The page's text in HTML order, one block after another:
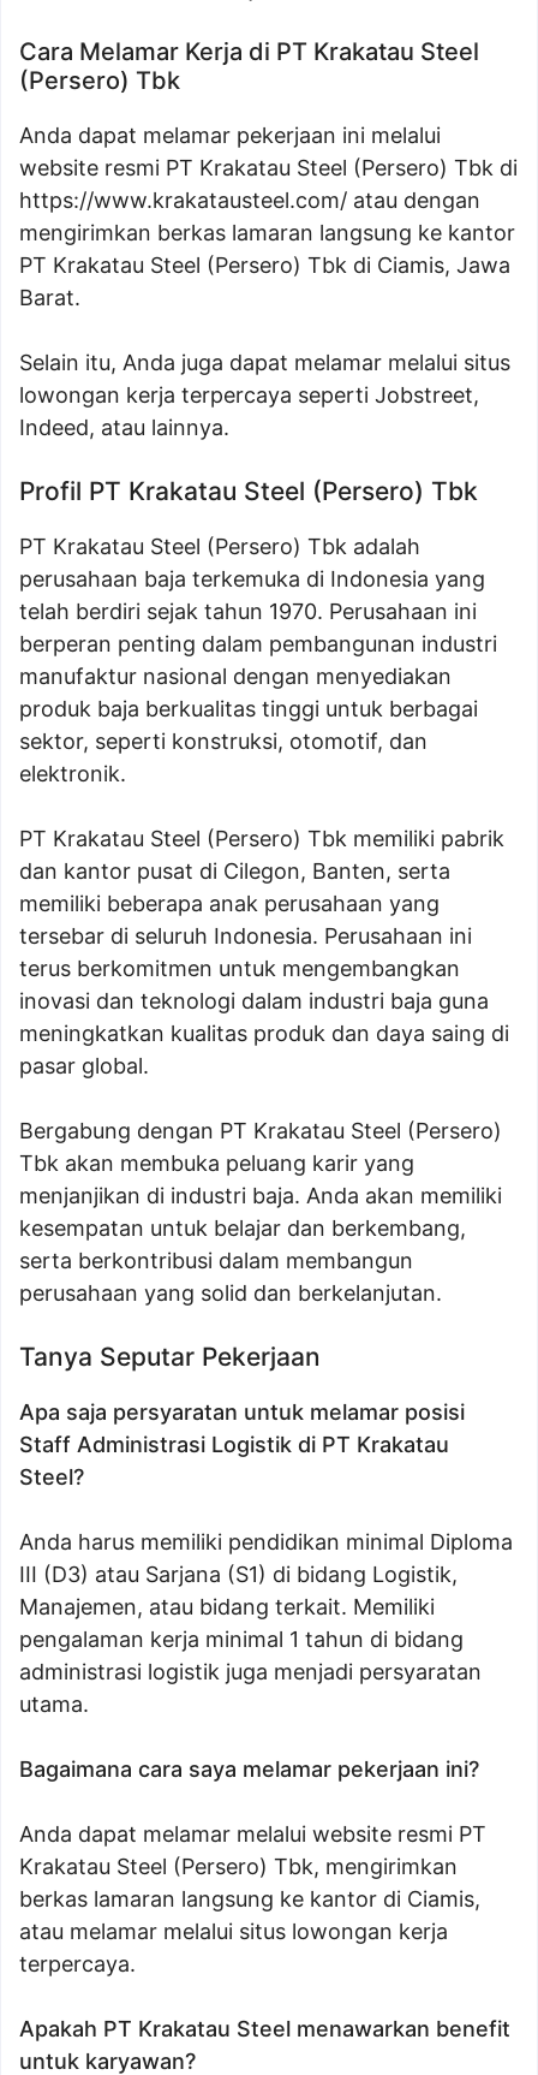
Cara Melamar Kerja di PT Krakatau Steel
(Persero) Tbk
Anda dapat melamar pekerjaan ini melalui
website resmi PT Krakatau Steel (Persero) Tbk di
https://www.krakatausteel.com/ atau dengan
mengirimkan berkas lamaran langsung ke kantor
PT Krakatau Steel (Persero) Tbk di Ciamis, Jawa
Barat.
Selain itu, Anda juga dapat melamar melalui situs
lowongan kerja terpercaya seperti Jobstreet,
Indeed, atau lainnya.
Profil PT Krakatau Steel (Persero) Tbk
PT Krakatau Steel (Persero) Tbk adalah
perusahaan baja terkemuka di Indonesia yang
telah berdiri sejak tahun 1970. Perusahaan ini
berperan penting dalam pembangunan industri
manufaktur nasional dengan menyediakan
produk baja berkualitas tinggi untuk berbagai
sektor, seperti konstruksi, otomotif, dan
elektronik.
PT Krakatau Steel (Persero) Tbk memiliki pabrik
dan kantor pusat di Cilegon, Banten, serta
memiliki beberapa anak perusahaan yang
tersebar di seluruh Indonesia. Perusahaan ini
terus berkomitmen untuk mengembangkan
inovasi dan teknologi dalam industri baja guna
meningkatkan kualitas produk dan daya saing di
pasar global.
Bergabung dengan PT Krakatau Steel (Persero)
Tbk akan membuka peluang karir yang
menjanjikan di industri baja. Anda akan memiliki
kesempatan untuk belajar dan berkembang,
serta berkontribusi dalam membangun
perusahaan yang solid dan berkelanjutan.
Tanya Seputar Pekerjaan
Apa saja persyaratan untuk melamar posisi
Staff Administrasi Logistik di PT Krakatau
Steel?
Anda harus memiliki pendidikan minimal Diploma
III (D3) atau Sarjana (S1) di bidang Logistik,
Manajemen, atau bidang terkait. Memiliki
pengalaman kerja minimal 1 tahun di bidang
administrasi logistik juga menjadi persyaratan
utama.
Bagaimana cara saya melamar pekerjaan ini?
Anda dapat melamar melalui website resmi PT
Krakatau Steel (Persero) Tbk, mengirimkan
berkas lamaran langsung ke kantor di Ciamis,
atau melamar melalui situs lowongan kerja
terpercaya.
Apakah PT Krakatau Steel menawarkan benefit
untuk karyawan?